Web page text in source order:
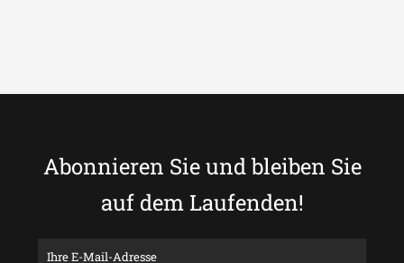
Abonnieren Sie und bleiben Sie
auf dem Laufenden!